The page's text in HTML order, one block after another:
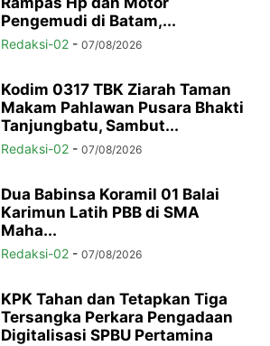
Pengemudi di Batam,...
Redaksi-02 - 07/08/2026
Kodim 0317 TBK Ziarah Taman
Makam Pahlawan Pusara Bhakti
Tanjungbatu, Sambut...
Redaksi-02 - 07/08/2026
Dua Babinsa Koramil 01 Balai
Karimun Latih PBB di SMA
Maha...
Redaksi-02 - 07/08/2026
KPK Tahan dan Tetapkan Tiga
Tersangka Perkara Pengadaan
Digitalisasi SPBU Pertamina